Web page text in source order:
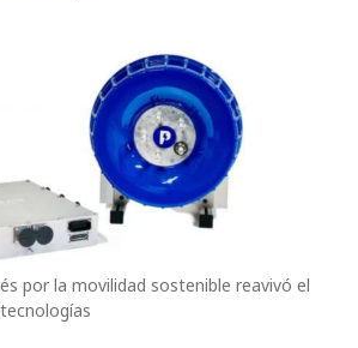
por la movilidad sostenible reavivó el